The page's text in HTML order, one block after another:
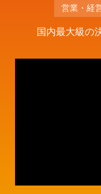
営業・経
国内最大級の